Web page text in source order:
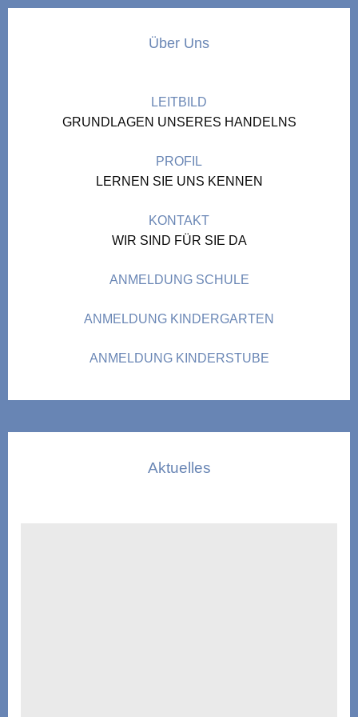
Über Uns
LEITBILD
GRUNDLAGEN UNSERES HANDELNS
PROFIL
LERNEN SIE UNS KENNEN
KONTAKT
WIR SIND FÜR SIE DA
ANMELDUNG SCHULE
ANMELDUNG KINDERGARTEN
ANMELDUNG KINDERSTUBE
Aktuelles